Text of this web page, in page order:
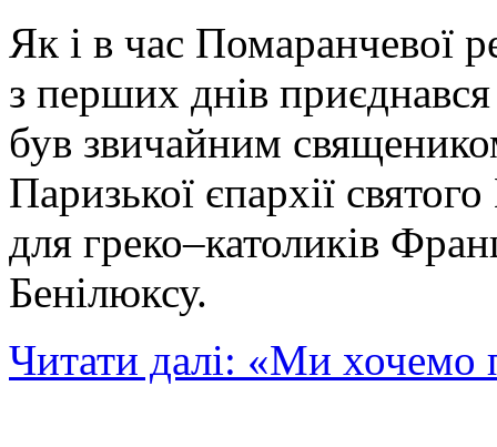
Як і в час Помаранчевої
з перших днів
був звичайним
Паризької єпархії
для греко–католиків
Бенілюксу.
Читати далі: «Ми хочемо